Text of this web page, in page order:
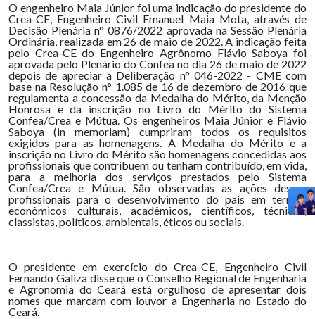
O engenheiro Maia Júnior foi uma indicação do presidente do
Crea-CE, Engenheiro Civil Emanuel Maia Mota, através de
Decisão Plenária n° 0876/2022 aprovada na Sessão Plenária
Ordinária, realizada em 26 de maio de 2022. A indicação feita
pelo Crea-CE do Engenheiro Agrônomo Flávio Saboya foi
aprovada pelo Plenário do Confea no dia 26 de maio de 2022
depois de apreciar a Deliberação n° 046-2022 - CME com
base na Resolução n° 1.085 de 16 de dezembro de 2016 que
regulamenta a concessão da Medalha do Mérito, da Menção
Honrosa e da inscrição no Livro do Mérito do Sistema
Confea/Crea e Mútua. Os engenheiros Maia Júnior e Flávio
Saboya (in memoriam) cumpriram todos os requisitos
exigidos para as homenagens. A Medalha do Mérito e a
inscrição no Livro do Mérito são homenagens concedidas aos
profissionais que contribuem ou tenham contribuído, em vida,
para a melhoria dos serviços prestados pelo Sistema
Confea/Crea e Mútua. São observadas as ações desses
profissionais para o desenvolvimento do país em termos
econômicos culturais, acadêmicos, científicos, técnicos,
classistas, políticos, ambientais, éticos ou sociais.
O presidente em exercício do Crea-CE, Engenheiro Civil
Fernando Galiza disse que o Conselho Regional de Engenharia
e Agronomia do Ceará está orgulhoso de apresentar dois
nomes que marcam com louvor a Engenharia no Estado do
Ceará.